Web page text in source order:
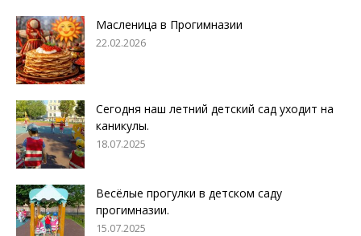
Масленица в Прогимназии
22.02.2026
Сегодня наш летний детский сад уходит на
каникулы.
18.07.2025
Весёлые прогулки в детском саду
прогимназии.
15.07.2025